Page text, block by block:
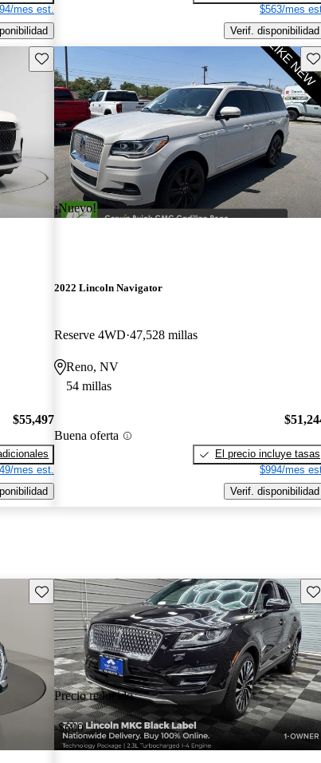
mes est.
$563/mes
Verif. disponibilidad
Guarda este Aviso
$55,497
mes est.
¡Nuevo!
2022 Lincoln Navigator
Reserve 4WD 47,528 millas
Reno, NV
54 millas
Buena oferta
El precio incluye tasas
$994/mes
Verif. disponibilidad
Guarda este Aviso
Precio reducido
-$600